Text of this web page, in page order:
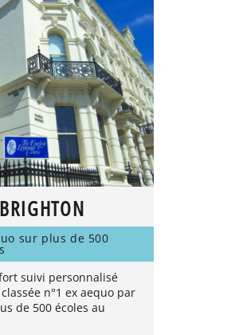
sur plus de 500
suivi personnalisé
n°1 ex aequo par
de 500 écoles au